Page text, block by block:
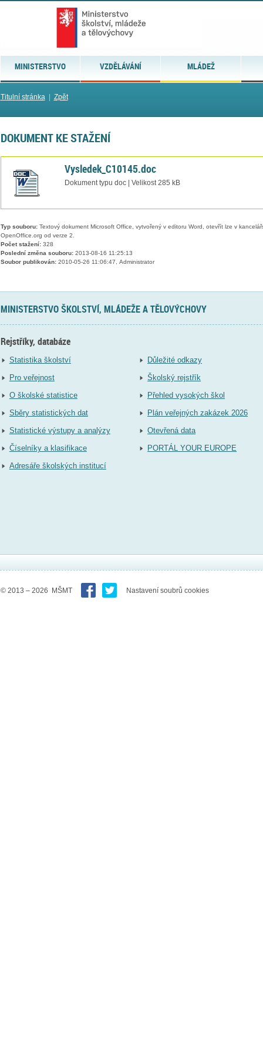
MINISTERSTVO VZDĚLÁVÁNÍ MLÁDEŽ
Titulní stránka| Zpět
DOKUMENT KE STAŽENÍ
Vysledek_C10145.doc
Dokument typu doc | Velikost 285 kB
Typ souboru:Textový dokument Microsoft Office, vytvořený v editoru Word, otevřít lze v
OpenOffice.org od verze 2.
Počet stažení:328
Poslední změna souboru:2013-08-16 11:25:13
Soubor publikován:2010-05-26 11:06:47, Administrator
MINISTERSTVO ŠKOLSTVÍ, MLÁDEŽE A TĚLOVÝCHOVY
Rejstříky, databáze
Statistika školství
Pro veřejnost
O školské statistice
Sběry statistických dat
Statistické výstupy a analýzy
Číselníky a klasifikace
Adresáře školských institucí
Důležité odkazy
Školský rejstřík
Přehled vysokých škol
Plán veřejných zakázek 2026
Otevřená data
PORTÁL YOUR EUROPE
© 2013 – 2026 MŠMT Nastavení soubrů cookies